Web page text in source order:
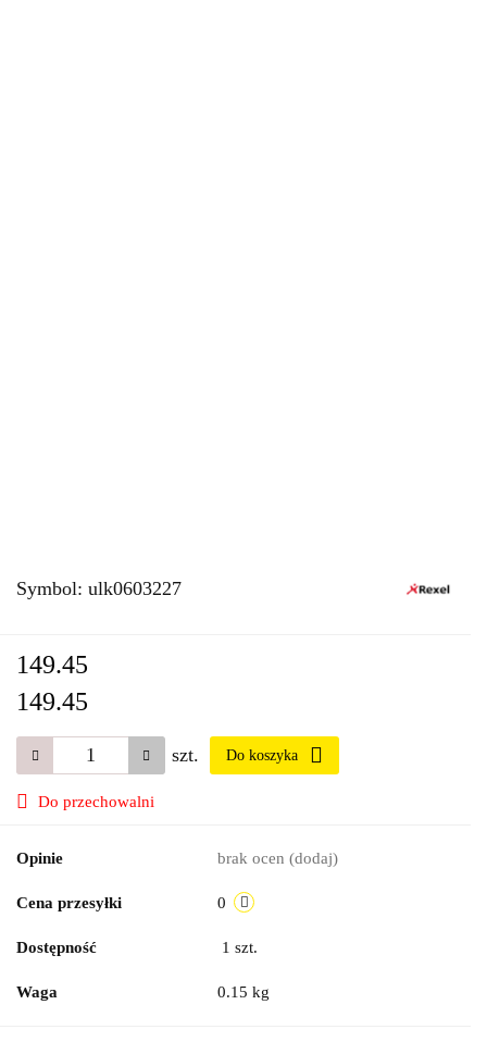
Symbol: ulk0603227
149.45
149.45
szt. Do koszyka
Do przechowalni
Opinie brak ocen (dodaj)
Cena przesyłki 0
Dostępność 1 szt.
Waga 0.15 kg